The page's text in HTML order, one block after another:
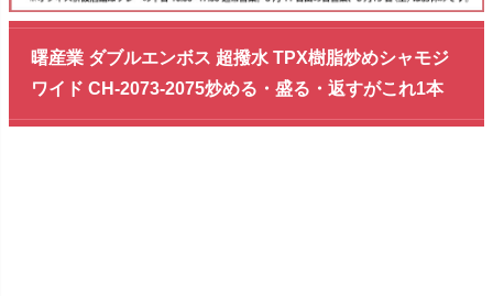
曙産業 ダブルエンボス 超撥水 TPX樹脂炒めシャモジ
ワイド CH-2073-2075炒める・盛る・返すがこれ1本